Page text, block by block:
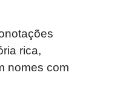
rica,
nomes com